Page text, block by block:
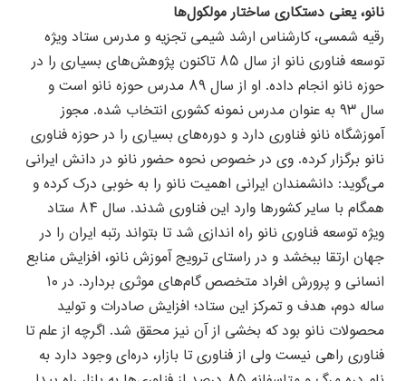
نانو، یعنی دستکاری ساختار مولکول‌ها
رقیه شمسی، کارشناس ارشد شیمی تجزیه و مدرس ستاد ویژه
توسعه فناوری نانو از سال ۸۵ تاکنون پژوهش‌های بسیاری را در
حوزه نانو انجام داده. او از سال ۸۹ مدرس حوزه نانو است و
سال ۹۳ به عنوان مدرس نمونه کشوری انتخاب شده. مجوز
آموزشگاه نانو فناوری دارد و دوره‌های بسیاری را در حوزه فناوری
نانو برگزار کرده. وی در خصوص نحوه حضور نانو در دانش ایرانی
می‌گوید: دانشمندان ایرانی اهمیت نانو را به خوبی درک کرده و
همگام با سایر کشورها وارد این فناوری شدند. سال ۸۴ ستاد
ویژه توسعه فناوری نانو راه اندازی شد تا بتواند رتبه ایران را در
جهان ارتقا ببخشد و در راستای ترویج آموزش نانو، افزایش منابع
انسانی و پرورش افراد متخصص گام‌های موثری بردارد. در ۱۰
ساله دوم، هدف و تمرکز این ستاد؛ افزایش صادرات و تولید
محصولات نانو بود که بخشی از آن نیز محقق شد. اگرچه از علم تا
فناوری راهی نیست ولی از فناوری تا بازار، دره‌ای وجود دارد به